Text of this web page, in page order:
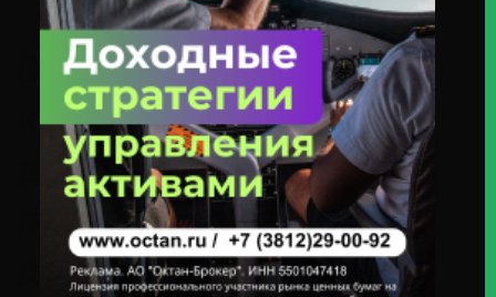
ISIN RU000A0JP5V6, 10401000B / ISIN RU000A0JP5V6)
(DVCA) О
корпоративном
действии «Выплата
дивидендов в виде
денежных средств» с